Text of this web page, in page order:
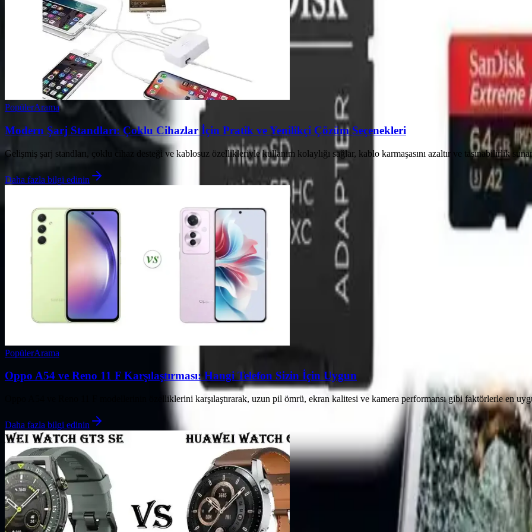
PopülerArama
Modern Şarj Standları: Çoklu Cihazlar İçin Pratik ve Yenilikçi Çözüm Seçenekleri
Gelişmiş şarj standları, çoklu cihaz desteği ve kablosuz özellikleriyle kullanım kolaylığı sağlar, kablo karmaşasını azaltır ve taşınabilirlik
Daha fazla bilgi edinin
PopülerArama
Oppo A54 ve Reno 11 F Karşılaştırması: Hangi Telefon Sizin İçin Uygun
Oppo A54 ve Reno 11 F modellerinin özelliklerini karşılaştırarak, uzun pil ömrü, ekran kalitesi ve kamera performansı gibi faktörlerle en
Daha fazla bilgi edinin